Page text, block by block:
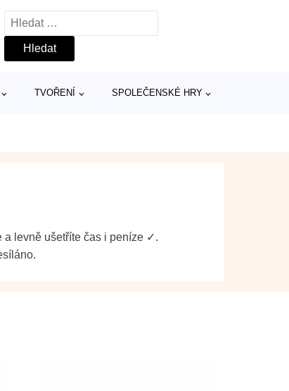
Vyhledávání
TVOŘENÍ SPOLEČENSKÉ HRY
a levně ušetříte čas i peníze ✓.